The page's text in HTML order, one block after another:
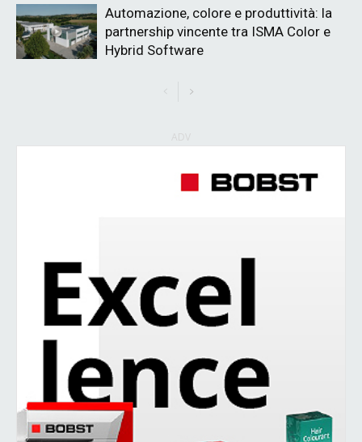
Automazione, colore e produttività: la
partnership vincente tra ISMA Color e
Hybrid Software